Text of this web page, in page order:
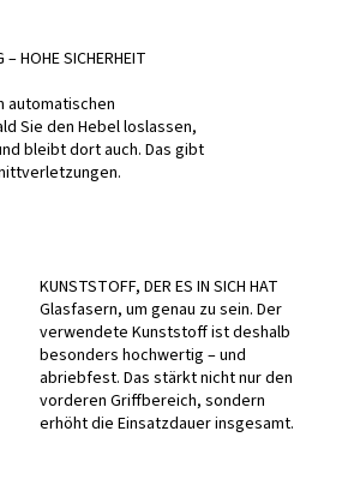
HOHE SICHERHEIT
automatischen
Sie den Hebel loslassen,
bleibt dort auch. Das gibt
KUNSTSTOFF, DER ES IN SICH HAT
Glasfasern, um genau zu sein. Der
verwendete Kunststoff ist deshalb
besonders hochwertig – und
abriebfest. Das stärkt nicht nur den
vorderen Griffbereich, sondern
erhöht die Einsatzdauer insgesamt.